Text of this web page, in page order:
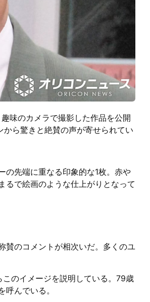
味のカメラで撮影した作品を公開
から驚きと絶賛の声が寄せられてい
の先端に重なる印象的な1枚。赤や
るで絵画のような仕上がりとなって
賛のコメントが相次いだ。多くのユ
のイメージを説明している。79歳
んでいる。